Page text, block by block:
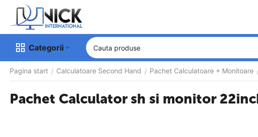
Categorii
Pagina start / Calculatoare Second Hand / Pachet Calculatoare + Monitoare
Pachet Calculator sh si monitor